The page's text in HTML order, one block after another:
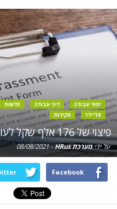
יחסי עבודה דיני עבודה חדשות
סליידר
סקירות
פיצוי של 176 אלף שקל לעובדת בשל הטרדה מינית
על ידימערכת HRus -
08/08/2021
Facebook